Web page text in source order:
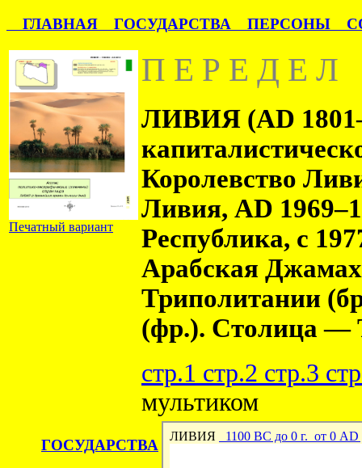
ГЛАВНАЯ ГОСУДАРСТВА ПЕРСОНЫ
Печатный вариант
П Е Р Е Д Е
ЛИВИЯ (AD
Королевство
Ливия, AD
Республика, с
Арабская
Триполитании
(фр.). Столица —
стр.1 стр.2 стр.3
мультиком
ГОСУДАРСТВА